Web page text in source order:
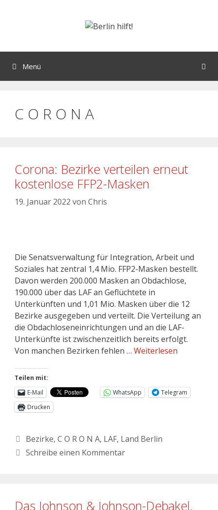
Menü
C O R O N A
Corona: Bezirke verteilen erneut
kostenlose FFP2-Masken
19. Januar 2022 von Chris
Die Senatsverwaltung für Integration, Arbeit und
Soziales hat zentral 1,4 Mio. FFP2-Masken bestellt.
Davon werden 200.000 Masken an Obdachlose,
190.000 über das LAF an Geflüchtete in
Unterkünften und 1,01 Mio. Masken über die 12
Bezirke ausgegeben und verteilt. Die Verteilung an
die Obdachloseneinrichtungen und an die LAF-
Unterkünfte ist zwischenzeitlich bereits erfolgt.
Von manchen Bezirken fehlen … Weiterlesen
Teilen mit:
E-Mail
WhatsApp
Telegram
Drucken
Bezirke, C O R O N A, LAF, Land Berlin
Schreibe einen Kommentar
Das Johnson & Johnson-Debakel.